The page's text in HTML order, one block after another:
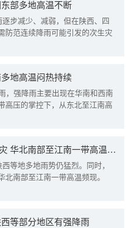
部多地高温不断
步减少、减弱，但在陕西、四
防范连续降雨可能引发的次生灾
地高温闷热持续
，强降雨主要出现在华南和西南
高压的掌控下，从东北至江南高
四川陕西等地需警惕降雨叠加致灾 华北南部至江南一带高温频现
等地多地雨势仍猛烈。同时，
南部至江南一带高温频现。
等部分地区有强降雨